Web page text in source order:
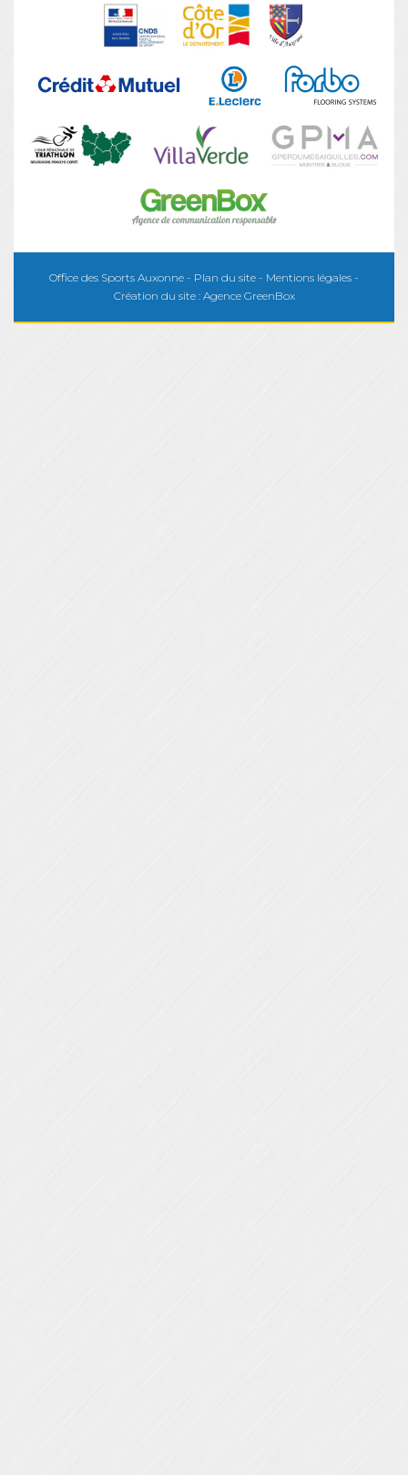
Office des Sports Auxonne - Plan du site - Mentions légales -
Création du site : Agence GreenBox